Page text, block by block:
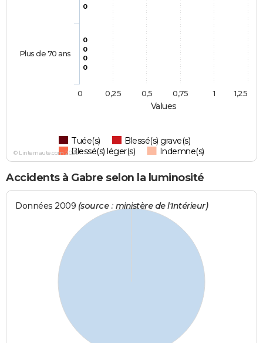
Values
0
0
0
0
0
Tuée(s)
Blessé(s) grave(s)
Blessé(s) léger(s)
Indemne(s)
Plus de 70 ans
0 1
0,25 0,5 0,75 1,25
© Linternaute.com 2026
Accidents à Gabre selon la luminosité
Données 2009 (source : ministère de l'Intérieur)